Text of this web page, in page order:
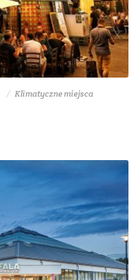
Klimatyczne miejsca